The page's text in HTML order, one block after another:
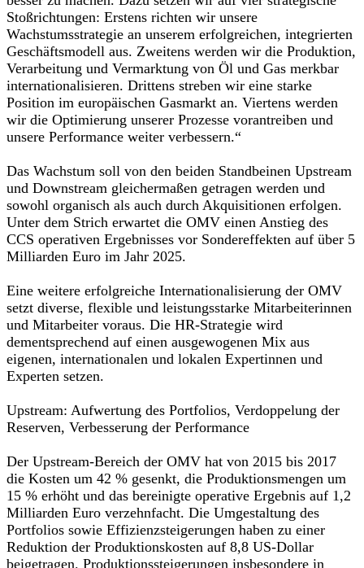
Stoßrichtungen: Erstens richten wir unsere
Wachstumsstrategie an unserem erfolgreichen, integrierten
Geschäftsmodell aus. Zweitens werden wir die Produktion,
Verarbeitung und Vermarktung von Öl und Gas merkbar
internationalisieren. Drittens streben wir eine starke
Position im europäischen Gasmarkt an. Viertens werden
wir die Optimierung unserer Prozesse vorantreiben und
unsere Performance weiter verbessern.“
Das Wachstum soll von den beiden Standbeinen Upstream
und Downstream gleichermaßen getragen werden und
sowohl organisch als auch durch Akquisitionen erfolgen.
Unter dem Strich erwartet die OMV einen Anstieg des
CCS operativen Ergebnisses vor Sondereffekten auf über 5
Milliarden Euro im Jahr 2025.
Eine weitere erfolgreiche Internationalisierung der OMV
setzt diverse, flexible und leistungsstarke Mitarbeiterinnen
und Mitarbeiter voraus. Die HR-Strategie wird
dementsprechend auf einen ausgewogenen Mix aus
eigenen, internationalen und lokalen Expertinnen und
Experten setzen.
Upstream: Aufwertung des Portfolios, Verdoppelung der
Reserven, Verbesserung der Performance
Der Upstream-Bereich der OMV hat von 2015 bis 2017
die Kosten um 42 % gesenkt, die Produktionsmengen um
15 % erhöht und das bereinigte operative Ergebnis auf 1,2
Milliarden Euro verzehnfacht. Die Umgestaltung des
Portfolios sowie Effizienzsteigerungen haben zu einer
Reduktion der Produktionskosten auf 8,8 US-Dollar
beigetragen. Produktionssteigerungen insbesondere in